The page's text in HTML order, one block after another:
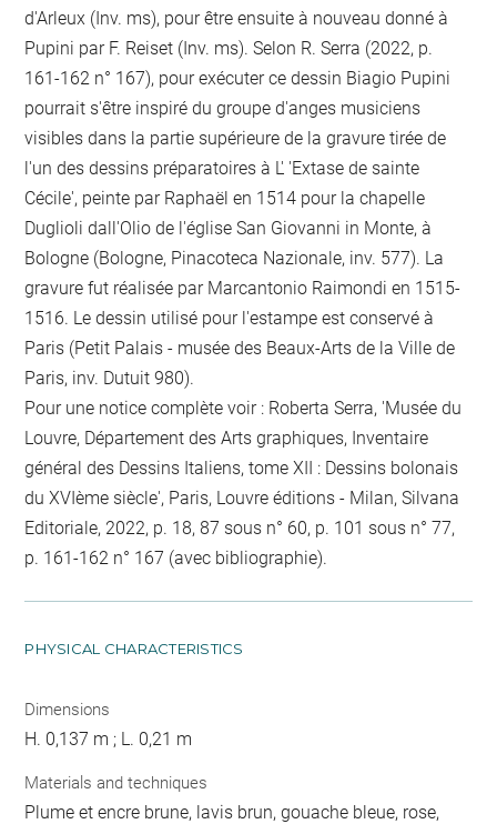
d'Arleux (Inv. ms), pour être ensuite à nouveau donné à
Pupini par F. Reiset (Inv. ms). Selon R. Serra (2022, p.
161-162 n° 167), pour exécuter ce dessin Biagio Pupini
pourrait s'être inspiré du groupe d'anges musiciens
visibles dans la partie supérieure de la gravure tirée de
l'un des dessins préparatoires à L' 'Extase de sainte
Cécile', peinte par Raphaël en 1514 pour la chapelle
Duglioli dall'Olio de l'église San Giovanni in Monte, à
Bologne (Bologne, Pinacoteca Nazionale, inv. 577). La
gravure fut réalisée par Marcantonio Raimondi en 1515-
1516. Le dessin utilisé pour l'estampe est conservé à
Paris (Petit Palais - musée des Beaux-Arts de la Ville de
Paris, inv. Dutuit 980).
Pour une notice complète voir : Roberta Serra, 'Musée du
Louvre, Département des Arts graphiques, Inventaire
général des Dessins Italiens, tome XII : Dessins bolonais
du XVIème siècle', Paris, Louvre éditions - Milan, Silvana
Editoriale, 2022, p. 18, 87 sous n° 60, p. 101 sous n° 77,
p. 161-162 n° 167 (avec bibliographie).
PHYSICAL CHARACTERISTICS
Dimensions
H. 0,137 m ; L. 0,21 m
Materials and techniques
Plume et encre brune, lavis brun, gouache bleue, rose,